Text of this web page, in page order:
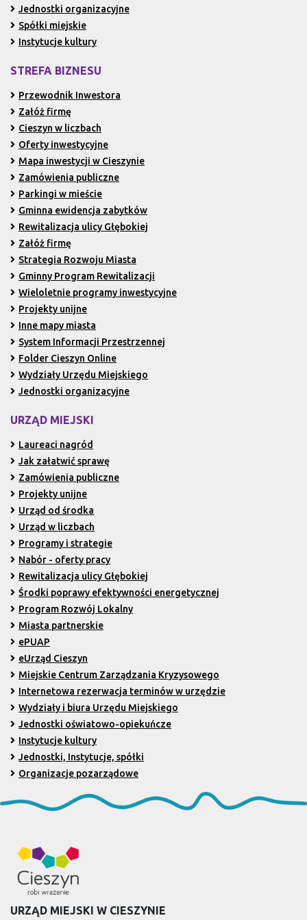
Jednostki organizacyjne
Spółki miejskie
Instytucje kultury
STREFA BIZNESU
Przewodnik Inwestora
Załóż firmę
Cieszyn w liczbach
Oferty inwestycyjne
Mapa inwestycji w Cieszynie
Zamówienia publiczne
Parkingi w mieście
Gminna ewidencja zabytków
Rewitalizacja ulicy Głębokiej
Załóż firmę
Strategia Rozwoju Miasta
Gminny Program Rewitalizacji
Wieloletnie programy inwestycyjne
Projekty unijne
Inne mapy miasta
System Informacji Przestrzennej
Folder Cieszyn Online
Wydziały Urzędu Miejskiego
Jednostki organizacyjne
URZĄD MIEJSKI
Laureaci nagród
Jak załatwić sprawę
Zamówienia publiczne
Projekty unijne
Urząd od środka
Urząd w liczbach
Programy i strategie
Nabór - oferty pracy
Rewitalizacja ulicy Głębokiej
Środki poprawy efektywności energetycznej
Program Rozwój Lokalny
Miasta partnerskie
ePUAP
eUrząd Cieszyn
Miejskie Centrum Zarządzania Kryzysowego
Internetowa rezerwacja terminów w urzędzie
Wydziały i biura Urzędu Miejskiego
Jednostki oświatowo-opiekuńcze
Instytucje kultury
Jednostki, Instytucje, spółki
Organizacje pozarządowe
URZĄD MIEJSKI W CIESZYNIE